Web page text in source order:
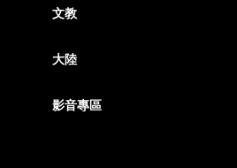
文教
大陸
影音專區